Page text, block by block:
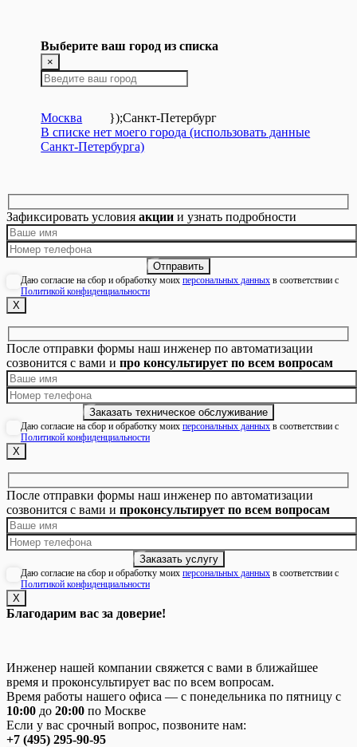
Выберите ваш город из списка
×
Москва });Санкт-Петербург
В списке нет моего города (использовать данные
Санкт-Петербурга)
Зафиксировать условия акции и узнать подробности
Даю согласие на сбор и обработку моих персональных данных в соответствии с
Политикой конфиденциальности
Х
После отправки формы наш инженер по автоматизации
созвонится с вами и про консультирует по всем вопросам
Даю согласие на сбор и обработку моих персональных данных в соответствии с
Политикой конфиденциальности
Х
После отправки формы наш инженер по автоматизации
созвонится с вами и проконсультирует по всем вопросам
Даю согласие на сбор и обработку моих персональных данных в соответствии с
Политикой конфиденциальности
Х
Благодарим вас за доверие!
Инженер нашей компании свяжется с вами в ближайшее
время и проконсультирует вас по всем вопросам.
Время работы нашего офиса — с понедельника по пятницу с
10:00 до 20:00 по Москве
Если у вас срочный вопрос, позвоните нам:
+7 (495) 295-90-95